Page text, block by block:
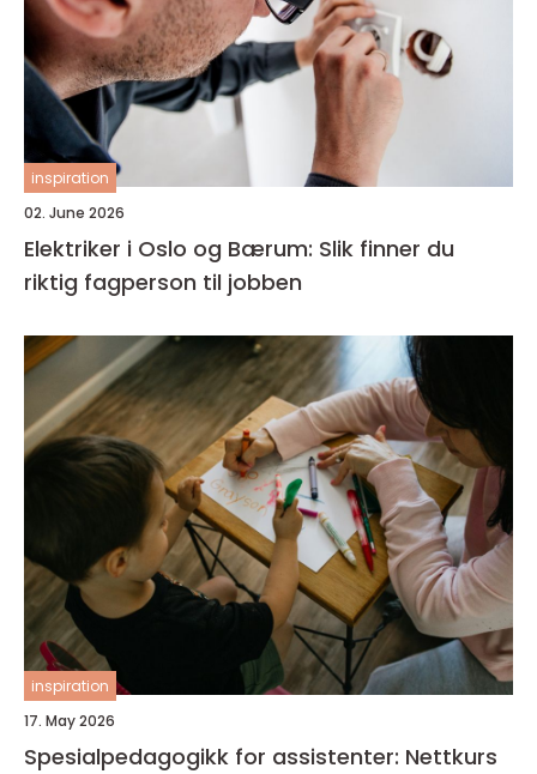
inspiration
02. June 2026
Elektriker i Oslo og Bærum: Slik finner du
riktig fagperson til jobben
inspiration
17. May 2026
Spesialpedagogikk for assistenter: Nettkurs